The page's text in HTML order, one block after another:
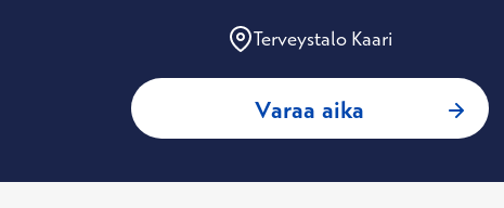
Terveystalo Kaari
Varaa aika : Heikki